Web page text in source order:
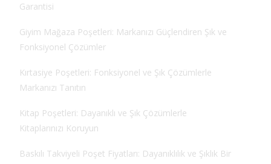
Garantisi
Giyim Mağaza Poşetleri: Markanızı Güçlendiren Şık ve
Fonksiyonel Çözümler
Kırtasiye Poşetleri: Fonksiyonel ve Şık Çözümlerle
Markanızı Tanıtın
Kitap Poşetleri: Dayanıklı ve Şık Çözümlerle
Kitaplarınızı Koruyun
Baskılı Takviyeli Poşet Fiyatları: Dayanıklılık ve Şıklık Bir